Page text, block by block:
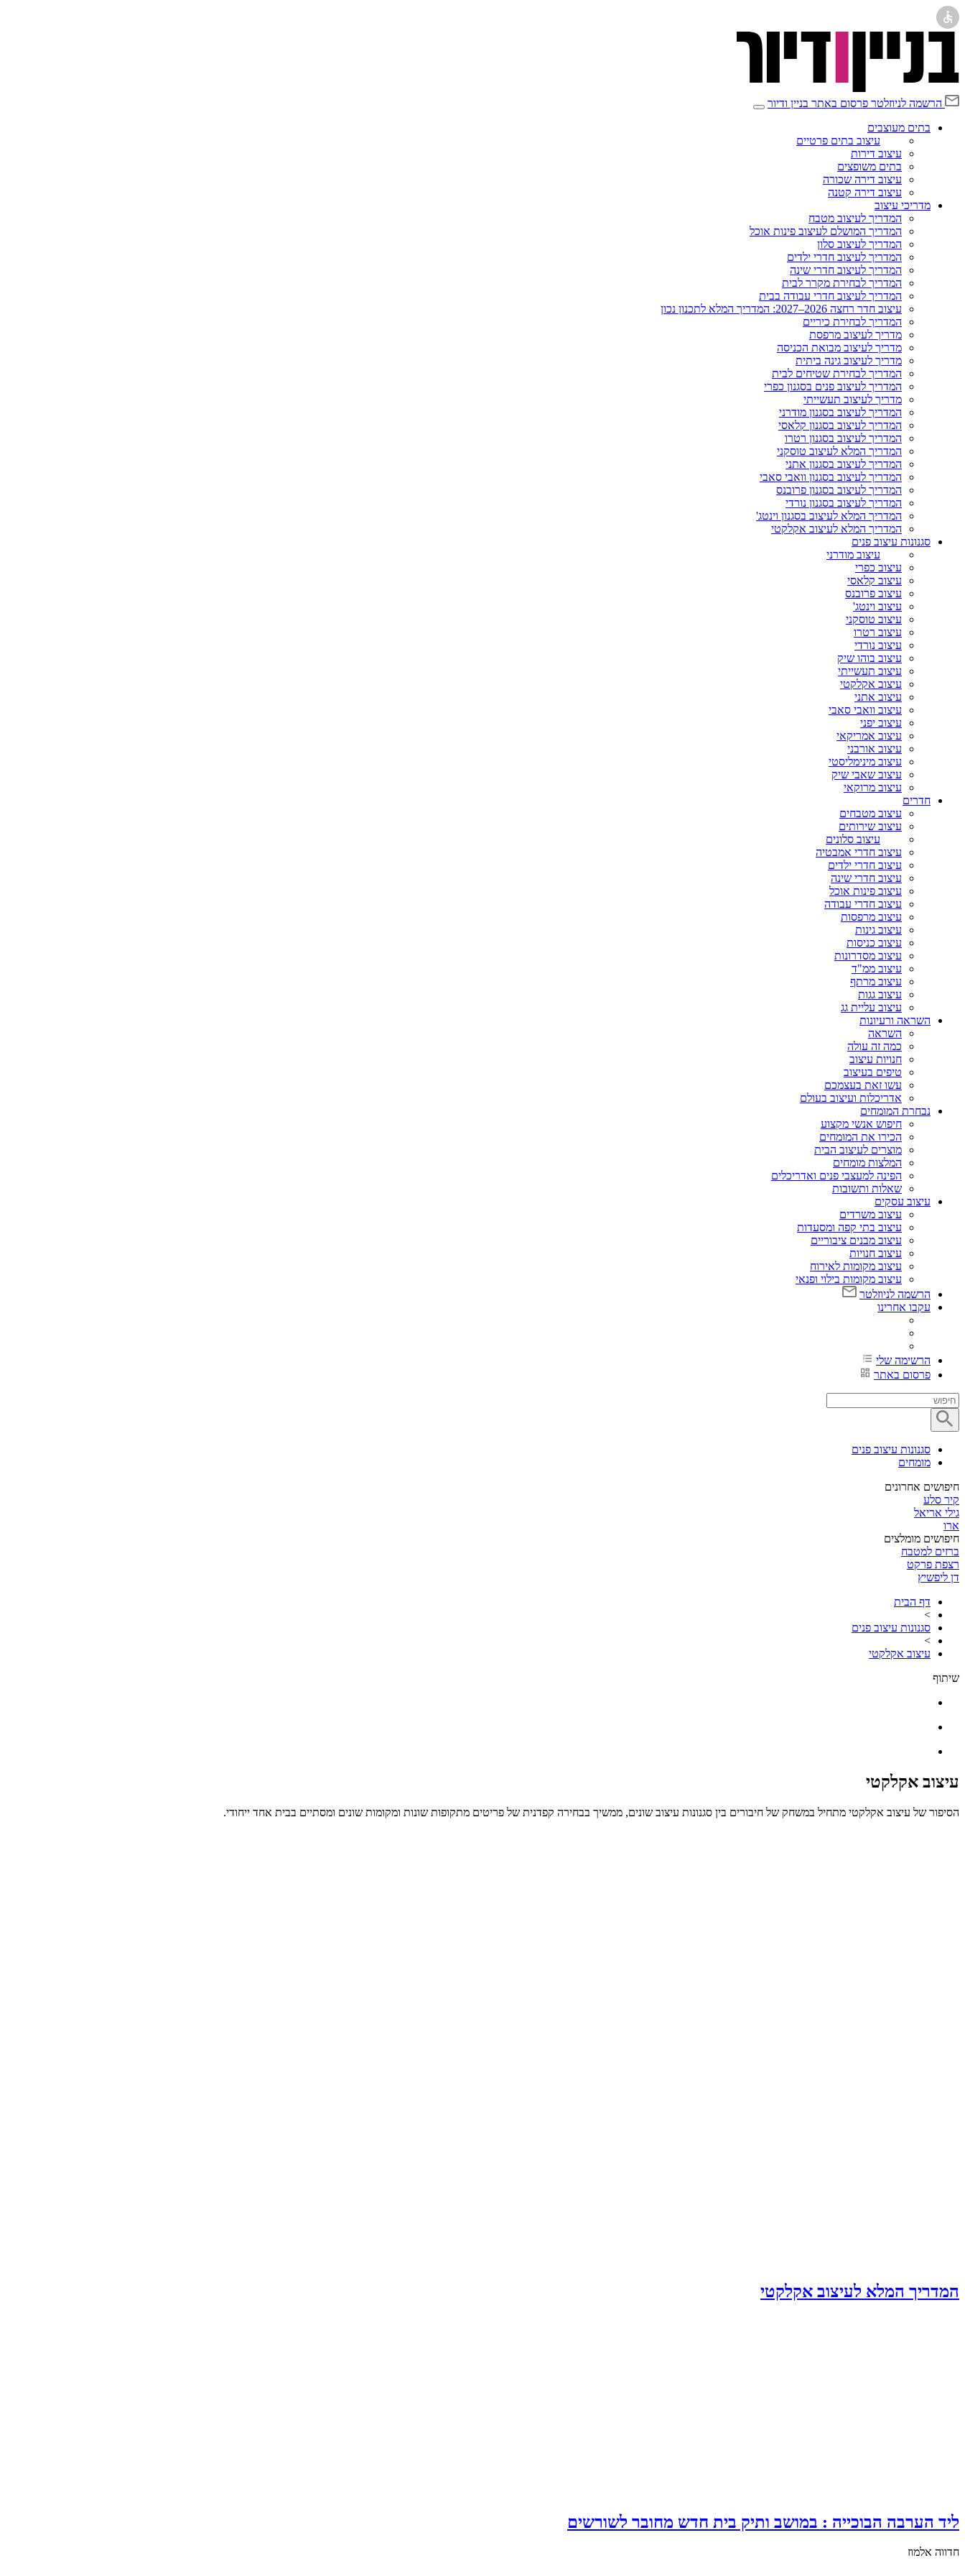
הרשמה לניוזלטר פרסום באתר בניין ודיור
בתים מעוצבים
עיצוב בתים פרטיים
עיצוב דירות
בתים משופצים
עיצוב דירה שכורה
עיצוב דירה קטנה
מדריכי עיצוב
המדריך לעיצוב מטבח
המדריך המושלם לעיצוב פינות אוכל
המדריך לעיצוב סלון
המדריך לעיצוב חדרי ילדים
המדריך לעיצוב חדרי שינה
המדריך לבחירת מקרר לבית
המדריך לעיצוב חדרי עבודה בבית
עיצוב חדר רחצה 2026–2027: המדריך המלא לתכנון נכון
המדריך לבחירת כיריים
מדריך לעיצוב מרפסת
מדריך לעיצוב מבואת הכניסה
מדריך לעיצוב גינה ביתית
המדריך לבחירת שטיחים לבית
המדריך לעיצוב פנים בסגנון כפרי
מדריך לעיצוב תעשייתי
המדריך לעיצוב בסגנון מודרני
המדריך לעיצוב בסגנון קלאסי
המדריך לעיצוב בסגנון רטרו
המדריך המלא לעיצוב טוסקני
המדריך לעיצוב בסגנון אתני
המדריך לעיצוב בסגנון וואבי סאבי
המדריך לעיצוב בסגנון פרובנס
המדריך לעיצוב בסגנון נורדי
המדריך המלא לעיצוב בסגנון וינטג'
המדריך המלא לעיצוב אקלקטי
סגנונות עיצוב פנים
עיצוב מודרני
עיצוב כפרי
עיצוב קלאסי
עיצוב פרובנס
עיצוב וינטג'
עיצוב טוסקני
עיצוב רטרו
עיצוב נורדי
עיצוב בוהו שיק
עיצוב תעשייתי
עיצוב אקלקטי
עיצוב אתני
עיצוב וואבי סאבי
עיצוב יפני
עיצוב אמריקאי
עיצוב אורבני
עיצוב מינימליסטי
עיצוב שאבי שיק
עיצוב מרוקאי
חדרים
עיצוב מטבחים
עיצוב שירותים
עיצוב סלונים
עיצוב חדרי אמבטיה
עיצוב חדרי ילדים
עיצוב חדרי שינה
עיצוב פינות אוכל
עיצוב חדרי עבודה
עיצוב מרפסות
עיצוב גינות
עיצוב כניסות
עיצוב מסדרונות
עיצוב ממ"ד
עיצוב מרתף
עיצוב גגות
עיצוב עליית גג
השראה ורעיונות
השראה
כמה זה עולה
חנויות עיצוב
טיפים בעיצוב
עשו זאת בעצמכם
אדריכלות ועיצוב בעולם
נבחרת המומחים
חיפוש אנשי מקצוע
הכירו את המומחים
מוצרים לעיצוב הבית
המלצות מומחים
הפינה למעצבי פנים ואדריכלים
שאלות ותשובות
עיצוב עסקים
עיצוב משרדים
עיצוב בתי קפה ומסעדות
עיצוב מבנים ציבוריים
עיצוב חנויות
עיצוב מקומות לאירוח
עיצוב מקומות בילוי ופנאי
הרשמה לניוזלטר
עקבו אחרינו
הרשימה שלי
פרסום באתר
סגנונות עיצוב פנים
מומחים
חיפושים אחרונים
קיר סלע
גילי אריאל
ארו
חיפושים מומלצים
ברזים למטבח
רצפת פרקט
דן ליפשיץ
דף הבית
>
סגנונות עיצוב פנים
>
עיצוב אקלקטי
שיתוף
עיצוב אקלקטי
הסיפור של עיצוב אקלקטי מתחיל במשחק של חיבורים בין סגנונות עיצוב שונים, ממשיך בבחירה קפדנית של פריטים מתקופות שונות ומקומות שונים ומסתיים בבית אחד ייחודי.
המדריך המלא לעיצוב אקלקטי
ליד הערבה הבוכייה : במושב ותיק בית חדש מחובר לשורשים
חדווה אלמוז